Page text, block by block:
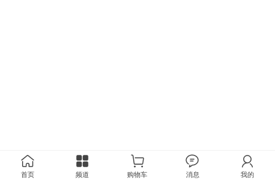
首页 频道 购物车 消息 我的